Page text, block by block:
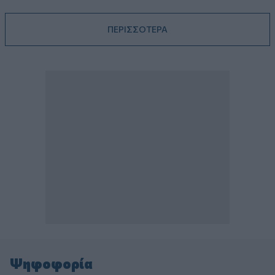
ΠΕΡΙΣΣΟΤΕΡΑ
Ψηφοφορία